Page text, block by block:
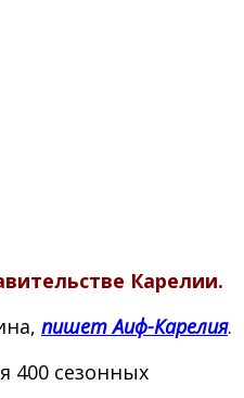
Карелии.
пишет Аиф-Карелия.
400 сезонных